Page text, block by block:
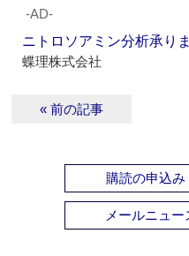
‐AD‐
ニトロソアミン分析承り
蝶理株式会社
« 前の記事
購読の申込み
メールニュー